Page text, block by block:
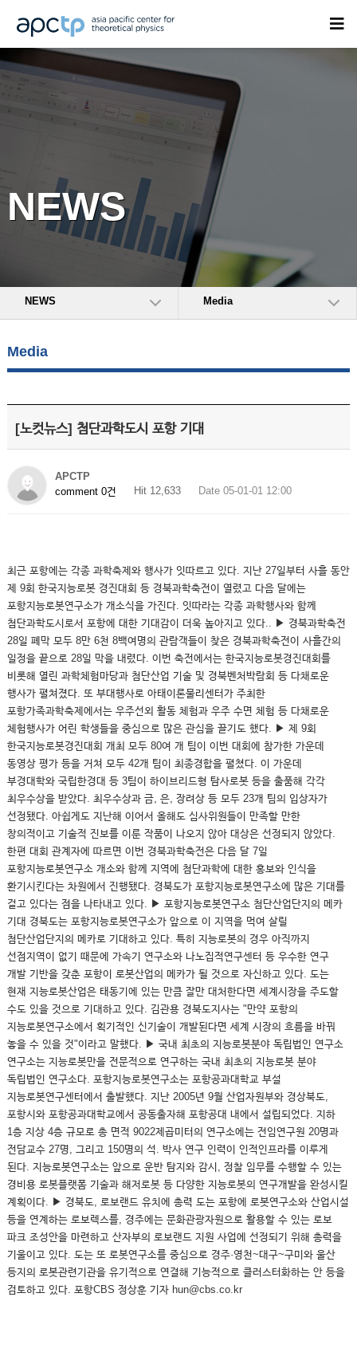
NEWS
NEWS Media
Media
[노컷뉴스] 첨단과학도시 포항 기대
APCTP
comment 0건
Hit 12,633 Date 05-01-01 12:00
최근 포항에는 각종 과학축제와 행사가 잇따르고 있다. 지난 27일부터 사흘 동안
제 9회 한국지능로봇 경진대회 등 경북과학축전이 열렸고 다음 달에는
포항지능로봇연구소가 개소식을 가진다. 잇따라는 각종 과학행사와 함께
첨단과학도시로서 포항에 대한 기대감이 더욱 높아지고 있다.. ▶ 경북과학축전
28일 폐막 모두 8만 6천 8백여명의 관람객들이 찾은 경북과학축전이 사흘간의
일정을 끝으로 28일 막을 내렸다. 이번 축전에서는 한국지능로봇경진대회를
비롯해 열린 과학체험마당과 첨단산업 기술 및 경북벤처박람회 등 다채로운
행사가 펼쳐졌다. 또 부대행사로 아태이론물리센터가 주최한
포항가족과학축제에서는 우주선외 활동 체험과 우주 수면 체험 등 다채로운
체험행사가 어린 학생들을 중심으로 많은 관심을 끌기도 했다. ▶ 제 9회
한국지능로봇경진대회 개최 모두 80여 개 팀이 이번 대회에 참가한 가운데
동영상 평가 등을 거쳐 모두 42개 팀이 최종경합을 펼쳤다. 이 가운데
부경대학와 국립한경대 등 3팀이 하이브리드형 탐사로봇 등을 출품해 각각
최우수상을 받았다. 최우수상과 금, 은, 장려상 등 모두 23개 팀의 입상자가
선정됐다. 아쉽게도 지난해 이어서 올해도 심사위원들이 만족할 만한
창의적이고 기술적 진보를 이룬 작품이 나오지 않아 대상은 선정되지 않았다.
한편 대회 관계자에 따르면 이번 경북과학축전은 다음 달 7일
포항지능로봇연구소 개소와 함께 지역에 첨단과학에 대한 홍보와 인식을
환기시킨다는 차원에서 진행됐다. 경북도가 포항지능로봇연구소에 많은 기대를
걸고 있다는 점을 나타내고 있다. ▶ 포항지능로봇연구소 첨단산업단지의 메카
기대 경북도는 포항지능로봇연구소가 앞으로 이 지역을 먹여 살릴
첨단산업단지의 메카로 기대하고 있다. 특히 지능로봇의 경우 아직까지
선점지역이 없기 때문에 가속기 연구소와 나노집적연구센터 등 우수한 연구
개발 기반을 갖춘 포항이 로봇산업의 메카가 될 것으로 자신하고 있다. 도는
현재 지능로봇산업은 태동기에 있는 만큼 잘만 대처한다면 세계시장을 주도할
수도 있을 것으로 기대하고 있다. 김관용 경북도지사는 "만약 포항의
지능로봇연구소에서 획기적인 신기술이 개발된다면 세계 시장의 흐름을 바꿔
놓을 수 있을 것"이라고 말했다. ▶ 국내 최초의 지능로봇분야 독립법인 연구소
연구소는 지능로봇만을 전문적으로 연구하는 국내 최초의 지능로봇 분야
독립법인 연구소다. 포항지능로봇연구소는 포항공과대학교 부설
지능로봇연구센터에서 출발했다. 지난 2005년 9월 산업자원부와 경상북도,
포항시와 포항공과대학교에서 공동출자해 포항공대 내에서 설립되었다. 지하
1층 지상 4층 규모로 총 면적 9022제곱미터의 연구소에는 전임연구원 20명과
전담교수 27명, 그리고 150명의 석. 박사 연구 인력이 인적인프라를 이루게
된다. 지능로봇연구소는 앞으로 운반 탐지와 감시, 정찰 임무를 수행할 수 있는
경비용 로봇플랫폼 기술과 해저로봇 등 다양한 지능로봇의 연구개발을 완성시킬
계획이다. ▶ 경북도, 로보랜드 유치에 총력 도는 포항에 로봇연구소와 산업시설
등을 연계하는 로보렉스를, 경주에는 문화관광자원으로 활용할 수 있는 로보
파크 조성안을 마련하고 산자부의 로보랜드 지원 사업에 선정되기 위해 총력을
기울이고 있다. 도는 또 로봇연구소를 중심으로 경주·영천~대구~구미와 울산
등지의 로봇관련기관을 유기적으로 연결해 기능적으로 클러스터화하는 안 등을
검토하고 있다. 포항CBS 정상훈 기자 hun@cbs.co.kr